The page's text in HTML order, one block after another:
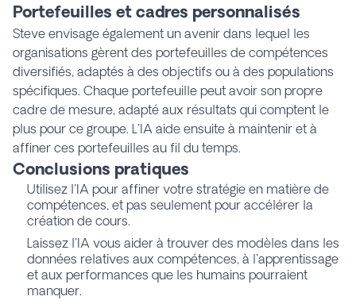
Portefeuilles et cadres personnalisés
Steve envisage également un avenir dans lequel les
organisations gèrent des portefeuilles de compétences
diversifiés, adaptés à des objectifs ou à des populations
spécifiques. Chaque portefeuille peut avoir son propre
cadre de mesure, adapté aux résultats qui comptent le
plus pour ce groupe. L'IA aide ensuite à maintenir et à
affiner ces portefeuilles au fil du temps.
Conclusions pratiques
Utilisez l'IA pour affiner votre stratégie en matière de
compétences, et pas seulement pour accélérer la
création de cours.
Laissez l'IA vous aider à trouver des modèles dans les
données relatives aux compétences, à l'apprentissage
et aux performances que les humains pourraient
manquer.